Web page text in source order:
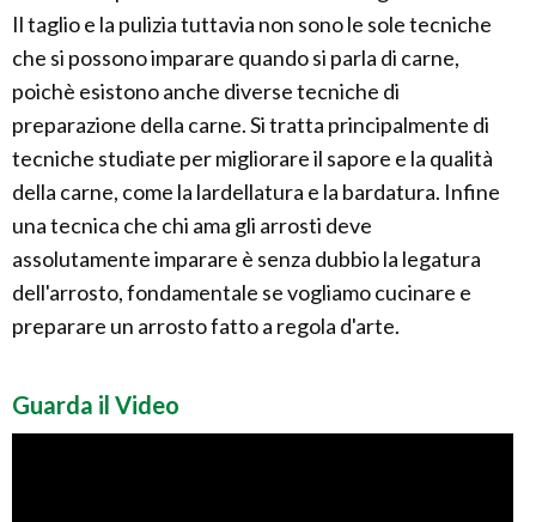
Il taglio e la pulizia tuttavia non sono le sole tecniche
che si possono imparare quando si parla di carne,
poichè esistono anche diverse tecniche di
preparazione della carne. Si tratta principalmente di
tecniche studiate per migliorare il sapore e la qualità
della carne, come la lardellatura e la bardatura. Infine
una tecnica che chi ama gli arrosti deve
assolutamente imparare è senza dubbio la legatura
dell'arrosto, fondamentale se vogliamo cucinare e
preparare un arrosto fatto a regola d'arte.
Guarda il Video